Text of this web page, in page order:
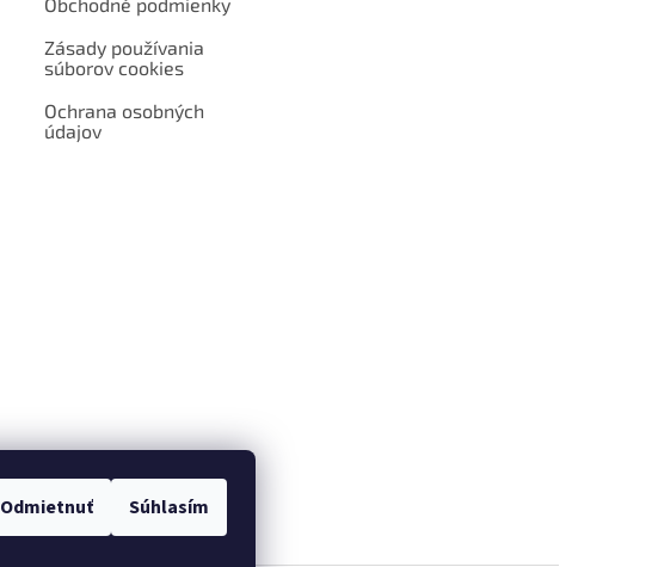
Odmietnuť Súhlasím
Zásady používania
súborov cookies
Ochrana osobných
údajov